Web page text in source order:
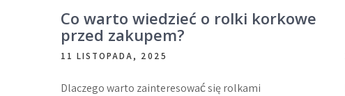
Co warto wiedzieć o rolki korkowe
przed zakupem?
11 LISTOPADA, 2025
Dlaczego warto zainteresować się rolkami